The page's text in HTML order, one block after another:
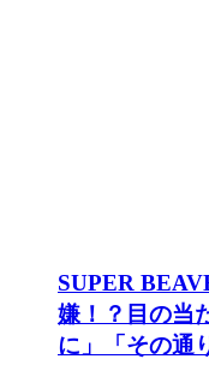
SUPER
嫌！？目の当
に」「その通